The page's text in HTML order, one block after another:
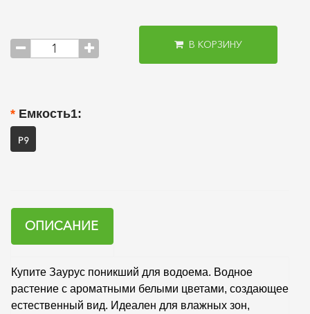
В КОРЗИНУ
Емкость1:
P9
ОПИСАНИЕ
Купите Заурус поникший для водоема. Водное
растение с ароматными белыми цветами, создающее
естественный вид. Идеален для влажных зон,